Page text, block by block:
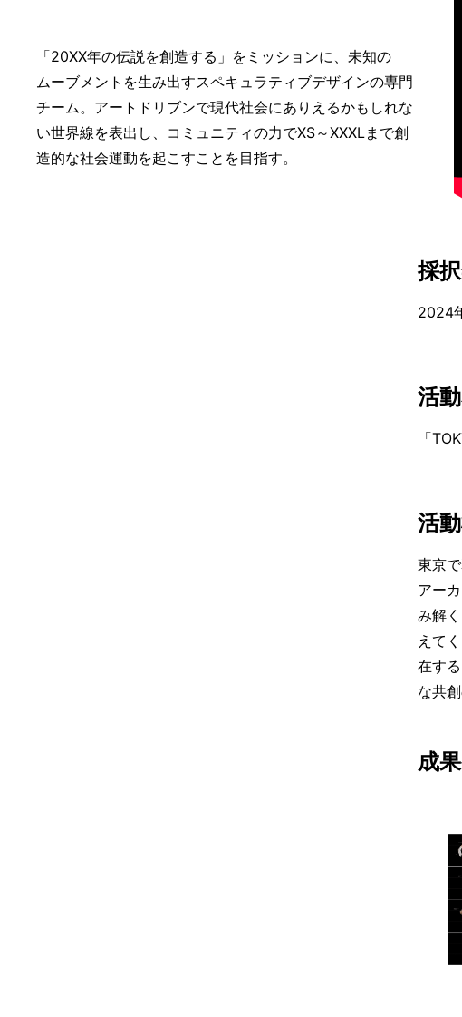
「20XX年の伝説を創造する」をミッションに、未知の
ムーブメントを生み出すスペキュラティブデザインの専門
チーム。アートドリブンで現代社会にありえるかもしれな
い世界線を表出し、コミュニティの力でXS～XXXLまで創
造的な社会運動を起こすことを目指す。
採
2024
活
「
活
東京
アー
み解
えて
在す
な共
成